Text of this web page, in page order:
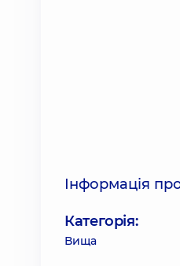
Інформація
Категорія:
Вища